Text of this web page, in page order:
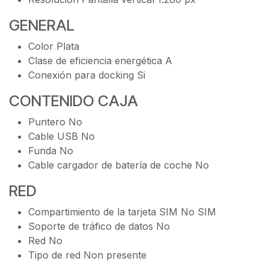
GENERAL
Color Plata
Clase de eficiencia energética A
Conexión para docking Si
CONTENIDO CAJA
Puntero No
Cable USB No
Funda No
Cable cargador de batería de coche No
RED
Compartimiento de la tarjeta SIM No SIM
Soporte de tráfico de datos No
Red No
Tipo de red Non presente